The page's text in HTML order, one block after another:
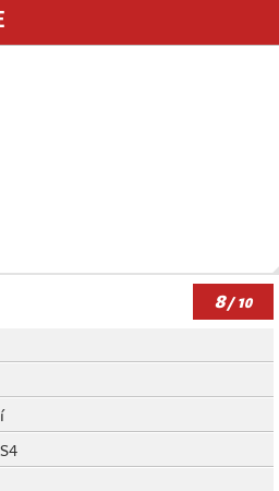
8/ 10